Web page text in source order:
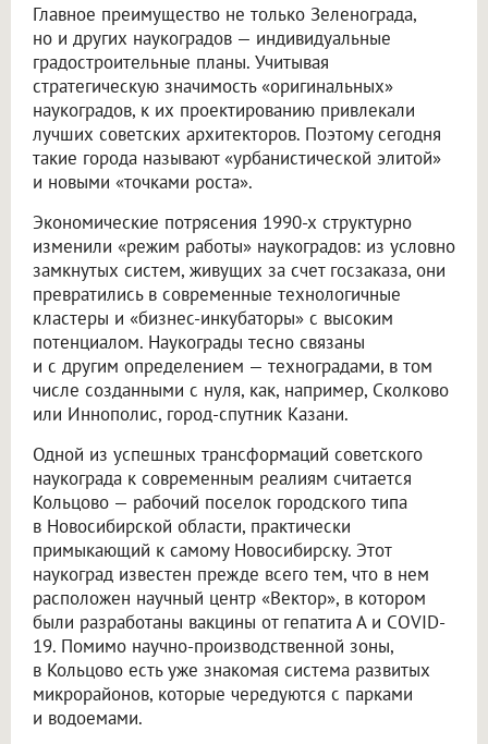
Главное преимущество не только Зеленограда,
но и других наукоградов — индивидуальные
градостроительные планы. Учитывая
стратегическую значимость «оригинальных»
наукоградов, к их проектированию привлекали
лучших советских архитекторов. Поэтому сегодня
такие города называют «урбанистической элитой»
и новыми «точками роста».
Экономические потрясения 1990-х структурно
изменили «режим работы» наукоградов: из условно
замкнутых систем, живущих за счет госзаказа, они
превратились в современные технологичные
кластеры и «бизнес-инкубаторы» с высоким
потенциалом. Наукограды тесно связаны
и с другим определением — техноградами, в том
числе созданными с нуля, как, например, Сколково
или Иннополис, город-спутник Казани.
Одной из успешных трансформаций советского
наукограда к современным реалиям считается
Кольцово — рабочий поселок городского типа
в Новосибирской области, практически
примыкающий к самому Новосибирску. Этот
наукоград известен прежде всего тем, что в нем
расположен научный центр «Вектор», в котором
были разработаны вакцины от гепатита А и COVID-
19. Помимо научно-производственной зоны,
в Кольцово есть уже знакомая система развитых
микрорайонов, которые чередуются с парками
и водоемами.